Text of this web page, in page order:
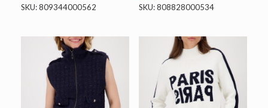
SKU: 809344000562 SKU: 808828000534